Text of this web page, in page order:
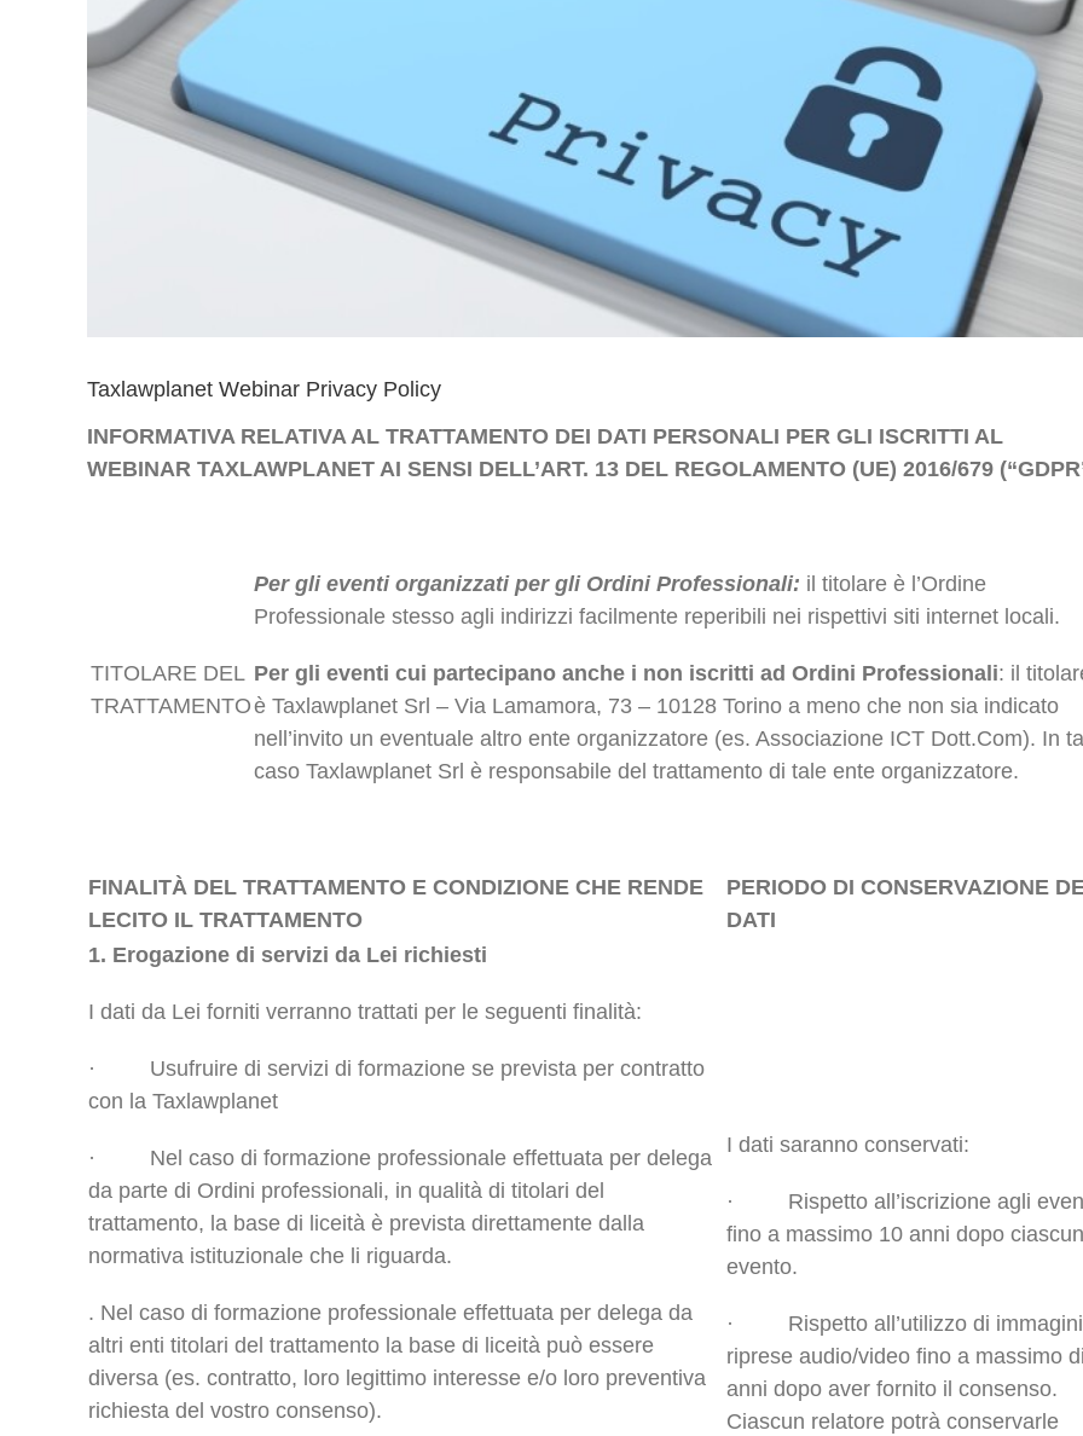
Taxlawplanet Webinar Privacy Policy
INFORMATIVA RELATIVA AL TRATTAMENTO DEI DATI PERSONALI PER GLI ISCRITTI AL
WEBINAR TAXLAWPLANET AI SENSI DELL’ART. 13 DEL REGOLAMENTO (UE) 2016/679
TITOLARE DEL
TRATTAMENTO
Per gli eventi organizzati per gli Ordini Professionali: il titolare è l’Ordine
Professionale stesso agli indirizzi facilmente reperibili nei rispettivi siti internet locali.
Per gli eventi cui partecipano anche i non iscritti ad Ordini Professionali: il
è Taxlawplanet Srl – Via Lamamora, 73 – 10128 Torino a meno che non sia indicato
nell’invito un eventuale altro ente organizzatore (es. Associazione ICT Dott.Com). In
caso Taxlawplanet Srl è responsabile del trattamento di tale ente organizzatore.
FINALITÀ DEL TRATTAMENTO E CONDIZIONE CHE RENDE
LECITO IL TRATTAMENTO
PERIODO DI CONSERVAZIONE
DATI
1. Erogazione di servizi da Lei richiesti
I dati da Lei forniti verranno trattati per le seguenti finalità:
· Usufruire di servizi di formazione se prevista per contratto
con la Taxlawplanet
· Nel caso di formazione professionale effettuata per delega
da parte di Ordini professionali, in qualità di titolari del
trattamento, la base di liceità è prevista direttamente dalla
normativa istituzionale che li riguarda.
. Nel caso di formazione professionale effettuata per delega da
altri enti titolari del trattamento la base di liceità può essere
diversa (es. contratto, loro legittimo interesse e/o loro preventiva
richiesta del vostro consenso).
I dati saranno conservati:
· Rispetto all’iscrizione agli
fino a massimo 10 anni dopo ciascun
evento.
· Rispetto all’utilizzo di
riprese audio/video fino a massimo
anni dopo aver fornito il consenso.
Ciascun relatore potrà conservarle